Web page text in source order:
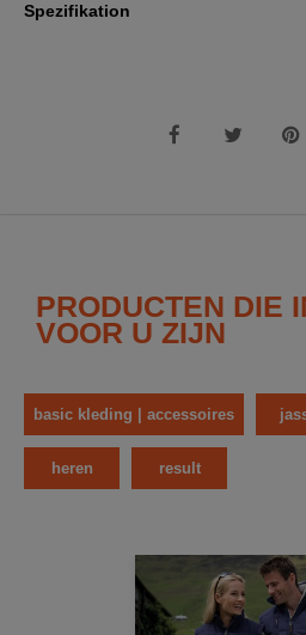
Spezifikation
PRODUCTEN DIE
VOOR U ZIJN
basic kleding | accessoires
heren result